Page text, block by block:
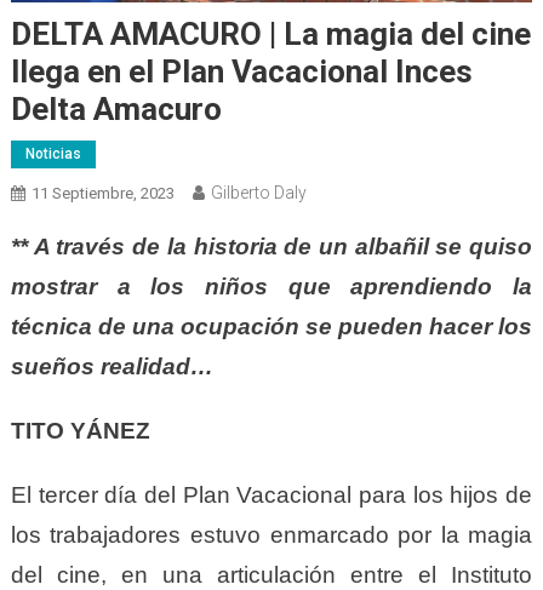
DELTA AMACURO | La magia del cine
llega en el Plan Vacacional Inces
Delta Amacuro
Noticias
11 Septiembre, 2023 Gilberto Daly
** A través de la historia de un albañil se quiso
mostrar a los niños que aprendiendo la
técnica de una ocupación se pueden hacer los
sueños realidad…
TITO YÁNEZ
El tercer día del Plan Vacacional para los hijos de
los trabajadores estuvo enmarcado por la magia
del cine, en una articulación entre el Instituto